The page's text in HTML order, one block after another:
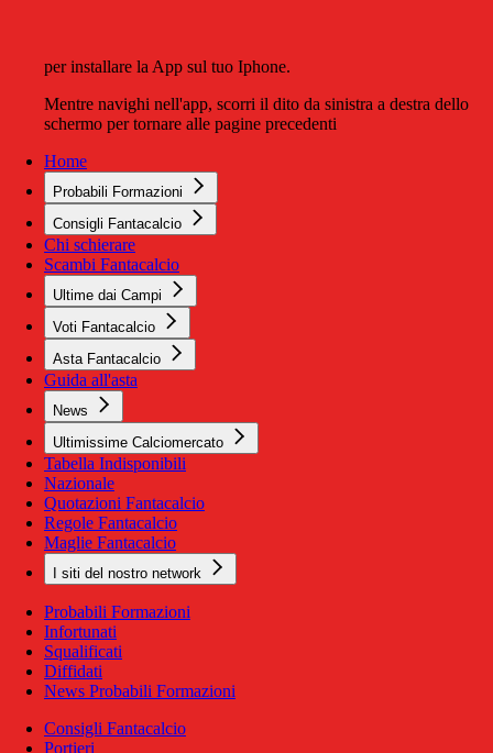
per installare la App sul tuo Iphone.
Mentre navighi nell'app, scorri il dito da sinistra a destra dello
schermo per tornare alle pagine precedenti
Home
Probabili Formazioni
Consigli Fantacalcio
Chi schierare
Scambi Fantacalcio
Ultime dai Campi
Voti Fantacalcio
Asta Fantacalcio
Guida all'asta
News
Ultimissime Calciomercato
Tabella Indisponibili
Nazionale
Quotazioni Fantacalcio
Regole Fantacalcio
Maglie Fantacalcio
I siti del nostro network
Probabili Formazioni
Infortunati
Squalificati
Diffidati
News Probabili Formazioni
Consigli Fantacalcio
Portieri